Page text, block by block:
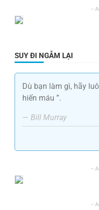
SUY ĐI NGẪM LẠI
Dù bạn làm gì, hãy
hiến máu ”.
— Bill Murray